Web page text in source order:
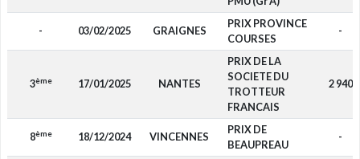
- 03/02/2025 GRAIGNES
PRIX PROVINCE
COURSES
-
3ème 17/01/2025 NANTES
PRIX DE LA
SOCIETE DU
TROTTEUR
FRANCAIS
2 940
8ème 18/12/2024 VINCENNES
PRIX DE
BEAUPREAU
-